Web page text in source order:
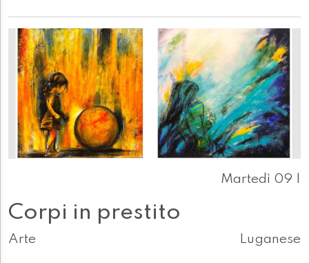
Martedì 09 |
Corpi in prestito
Arte Luganese